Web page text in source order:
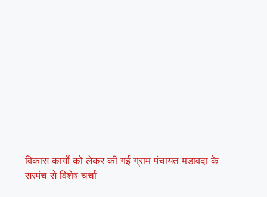
विकास कार्यों को लेकर की गई ग्राम पंचायत मडावदा के
सरपंच से विशेष चर्चा